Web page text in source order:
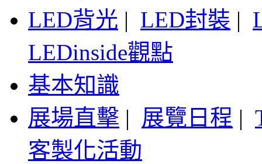
LED背光 | LED封裝 |
LEDinside觀點
基本知識
展場直擊 | 展覽日程 |
客製化活動